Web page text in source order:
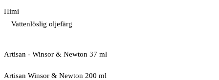
Himi
Vattenlöslig oljefärg
Artisan - Winsor & Newton 37 ml
Artisan Winsor & Newton 200 ml